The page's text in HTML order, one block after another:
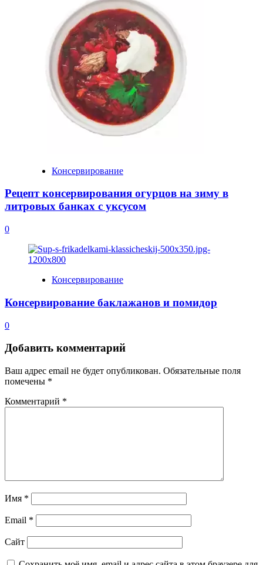
Консервирование
Рецепт консервирования огурцов на зиму в
литровых банках с уксусом
0
Консервирование
Консервирование баклажанов и помидор
0
Добавить комментарий
Ваш адрес email не будет опубликован. Обязательные поля
помечены *
Комментарий *
Имя *
Email *
Сайт